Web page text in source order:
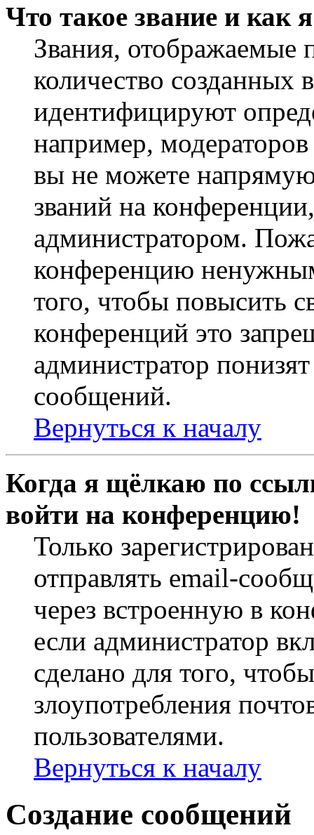
Что такое звание и как
Звания,
количество
идентифицируют
например,
вы не можете
званий на
администратором.
конференцию
того, чтобы повысить
конференций это
администратор
сообщений.
Вернуться к началу
Когда я щёлкаю по
войти на конференцию!
Только
отправлять email-
через встроенную в
если администратор
сделано для того,
злоупотребления
пользователями.
Вернуться к началу
Создание сообщений